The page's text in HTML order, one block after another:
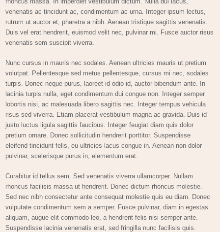
venenatis ac tincidunt ac, condimentum ac urna. Integer ipsum lectus,
rutrum ut auctor et, pharetra a nibh. Aenean tristique sagittis venenatis.
Duis vel erat hendrerit, euismod velit nec, pulvinar mi. Fusce auctor risus
venenatis sem suscipit viverra.
Nunc cursus in mauris nec sodales. Aenean ultricies mauris ut pretium
volutpat. Pellentesque sed metus pellentesque, cursus mi nec, sodales
turpis. Donec neque purus, laoreet id odio id, auctor bibendum ante. In
lacinia turpis nulla, eget condimentum dui congue non. Integer semper
lobortis nisi, ac malesuada libero sagittis nec. Integer tempus vehicula
risus sed viverra. Etiam placerat vestibulum magna ac gravida. Duis id
justo luctus ligula sagittis faucibus. Integer feugiat diam quis dolor
pretium ornare. Donec sollicitudin hendrerit porttitor. Suspendisse
eleifend tincidunt felis, eu ultricies lacus congue in. Aenean non dolor
pulvinar, scelerisque purus in, elementum erat.
Curabitur id tellus sem. Sed venenatis viverra ullamcorper. Nullam
rhoncus facilisis massa ut hendrerit. Donec dictum rhoncus molestie.
Sed nec nibh consectetur ante consequat molestie quis eu diam. Donec
vulputate condimentum sem a semper. Fusce pulvinar, diam in egestas
aliquam, augue elit commodo leo, a hendrerit felis nisi semper ante.
Suspendisse lacinia venenatis erat, sed fringilla nunc facilisis quis.